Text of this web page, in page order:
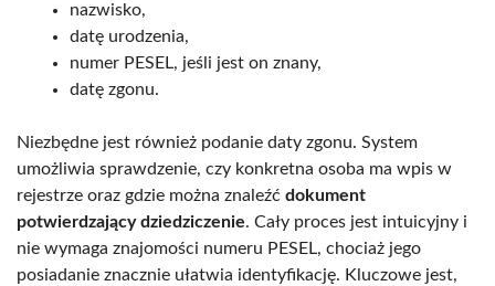
nazwisko,
datę urodzenia,
numer PESEL, jeśli jest on znany,
datę zgonu.
Niezbędne jest również podanie daty zgonu. System
umożliwia sprawdzenie, czy konkretna osoba ma wpis w
rejestrze oraz gdzie można znaleźć dokument
potwierdzający dziedziczenie. Cały proces jest intuicyjny i
nie wymaga znajomości numeru PESEL, chociaż jego
posiadanie znacznie ułatwia identyfikację. Kluczowe jest,